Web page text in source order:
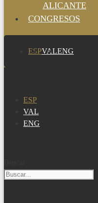
ALICANTE
CONGRESOS
ESPVALENG
ESP
VAL
ENG